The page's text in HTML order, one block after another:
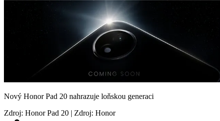
Nový Honor Pad 20 nahrazuje loňskou generaci
Zdroj: Honor Pad 20 | Zdroj: Honor